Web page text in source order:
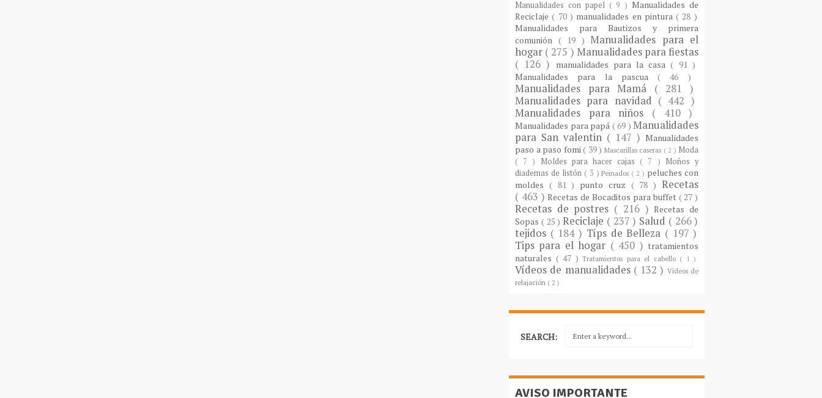
Manualidades con papel ( 9 )Manualidades de
Reciclaje( 70 ) manualidades en pintura( 28 )
Manualidades para Bautizos y primera
comunión ( 19 ) Manualidades para el
hogar ( 275 ) Manualidades para fiestas
( 126 )
manualidades para la casa( 91 )
Manualidades para la pascua( 46 )
Manualidades para Mamá ( 281 )
Manualidades para navidad ( 442 )
Manualidades para niños ( 410 )
Manualidades para papá ( 69 ) Manualidades
para San valentin ( 147 ) Manualidades
paso a paso fomi( 39 ) Mascarillas caseras ( 2 ) Moda
( 7 ) Moldes para hacer cajas ( 7 ) Moños y
diademas de listón ( 3 )Peinados ( 2 ) peluches con
moldes ( 81 ) punto cruz ( 78 )Recetas
( 463 )Recetas de Bocaditos para buffet ( 27 )
Recetas de postres ( 216 )Recetas de
Sopas ( 25 ) Reciclaje ( 237 ) Salud ( 266 )
tejidos ( 184 ) Típs de Belleza ( 197 )
Tips para el hogar ( 450 )tratamientos
naturales ( 47 )Tratamientos para el cabello ( 1 )
Vídeos de manualidades ( 132 ) Vídeos de
relajación ( 2 )
SEARCH:
AVISO IMPORTANTE